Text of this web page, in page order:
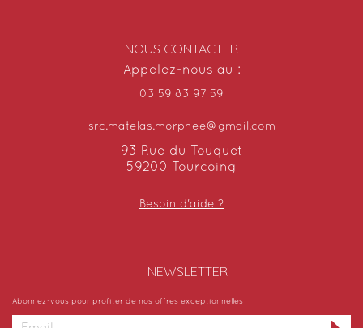
NOUS CONTACTER
Appelez-nous au :
03 59 83 97 59
src.matelas.morphee@gmail.com
93 Rue du Touquet
59200 Tourcoing
Besoin d'aide ?
NEWSLETTER​
Abonnez-vous pour profiter de nos offres exceptionnelles